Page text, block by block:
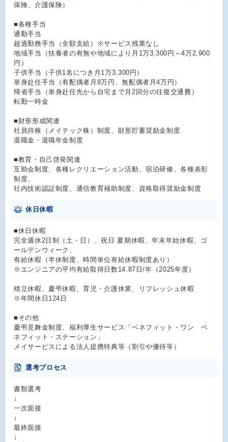
保険、介護保険）
■各種手当
通勤手当
超過勤務手当（全額支給）※サービス残業なし
地域⼿当（扶養者の有無や地域により⽉1万3,300円～4万2,900
円）
子供手当（子供1名につき月1万3,300円）
単身赴任手当（有配偶者月8万円、無配偶者月4万円）
帰省⼿当（単⾝赴任先から⾃宅まで⽉2回分の往復交通費）
転勤⼀時⾦
■財形形成関連
社員持株（メイテック株）制度、財形貯蓄奨励金制度
退職金・退職年金制度
■教育・自己啓発関連
互助会制度、各種レクリエーション活動、宿泊研修、各種表彰
制度、
社内技術認証制度、通信教育補助制度、資格取得奨励金制度
休日休暇
■休日休暇
完全週休2日制（土・日）、祝日 夏期休暇、年末年始休暇、ゴ
ールデンウィーク、
有給休暇（半休制度、時間単位有給休暇制度あり）
※エンジニアの平均有給取得日数14.87日/年（2025年度）
積立休暇、慶弔休暇、育児・介護休業、リフレッシュ休暇
※年間休日124日
■その他
慶弔見舞金制度、福利厚生サービス「ベネフィット・ワン ベ
ネフィット・ステーション」
メイサービスによる法人提携特典等（割引や優待等）
選考プロセス
書類選考
↓
一次面接
↓
最終面接
↓